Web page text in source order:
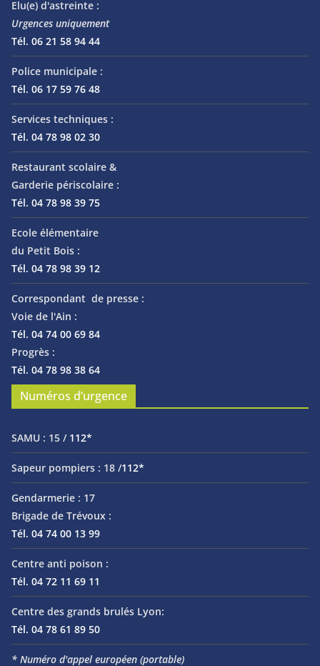
Elu(e) d'astreinte :
Urgences uniquement
Tél. 06 21 58 94 44
Police municipale :
Tél. 06 17 59 76 48
Services techniques :
Tél. 04 78 98 02 30
Restaurant scolaire &
Garderie périscolaire :
Tél. 04 78 98 39 75
Ecole élémentaire
du Petit Bois :
Tél. 04 78 98 39 12
Correspondant de presse :
Voie de l'Ain :
Tél. 04 74 00 69 84
Progrès :
Tél. 04 78 98 38 64
Numéros d’urgence
SAMU : 15 / 112*
Sapeur pompiers : 18 /112*
Gendarmerie : 17
Brigade de Trévoux :
Tél. 04 74 00 13 99
Centre anti poison :
Tél. 04 72 11 69 11
Centre des grands brulés Lyon:
Tél. 04 78 61 89 50
* Numéro d'appel européen (portable)